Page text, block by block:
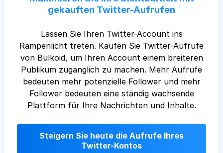
gekauften Twitter-Aufrufen
Lassen Sie Ihren Twitter-Account ins
Rampenlicht treten. Kaufen Sie Twitter-Aufrufe
von Bulkoid, um Ihren Account einem breiteren
Publikum zugänglich zu machen. Mehr Aufrufe
bedeuten mehr potenzielle Follower und mehr
Follower bedeuten eine ständig wachsende
Plattform für Ihre Nachrichten und Inhalte.
Steigern Sie heute die Aufrufe Ihres
Twitter-Kontos